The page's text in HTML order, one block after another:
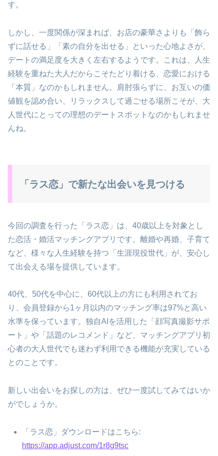
す。
しかし、一度関係が深まれば、お店の豪華さよりも「飾ら
ずに話せる」「素の自分を出せる」といった心地よさが、
デートの満足度を大きく左右するようです。これは、人生
経験を重ねた大人だからこそたどり着ける、恋愛における
「本質」なのかもしれません。肩肘張らずに、お互いの価
値観を認め合い、リラックスして過ごせる場所こそが、大
人世代にとっての理想のデートスポットなのかもしれませ
んね。
「ラス恋」で新たな出会いを見つける
今回の調査を行った「ラス恋」は、40歳以上を対象とし
た恋活・婚活マッチングアプリです。離婚や再婚、子育て
など、様々な人生経験を持つ「生涯現役世代」が、安心し
て出会える場を提供しています。
40代、50代を中心に、60代以上の方にも利用されてお
り、会員登録から1ヶ月以内のマッチング率は97%と高い
水準を保っています。独自AIを活用した「顔写真撮影サポ
ート」や「話題のレコメンド」など、マッチングアプリ初
心者の大人世代でも迷わず利用できる機能が充実している
とのことです。
新しい出会いをお探しの方は、ぜひ一度試してみてはいか
がでしょうか。
「ラス恋」ダウンロードはこちら:
https://app.adjust.com/1r8g9tsc